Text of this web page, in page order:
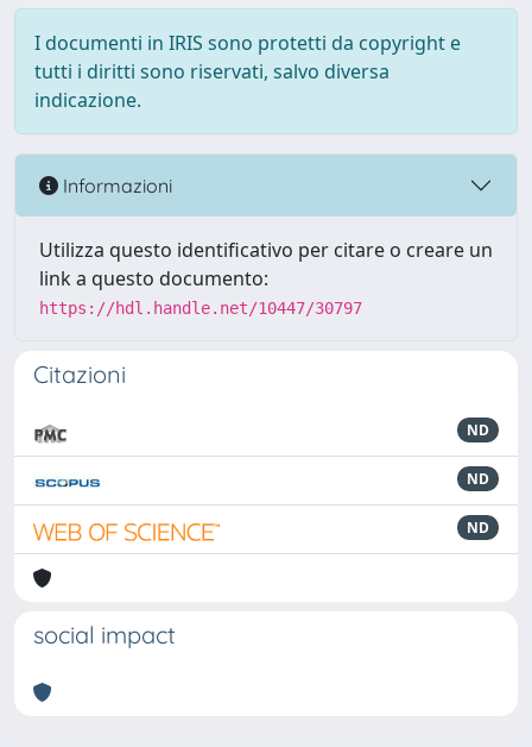
I documenti in IRIS sono protetti da copyright e
tutti i diritti sono riservati, salvo diversa
indicazione.
Informazioni
Utilizza questo identificativo per citare o creare un
link a questo documento:
https://hdl.handle.net/10447/30797
Citazioni
ND
ND
ND
social impact